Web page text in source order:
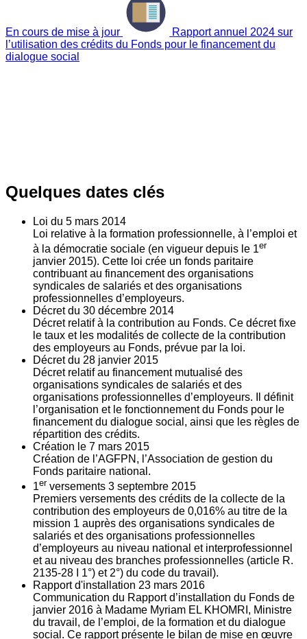
En cours de mise à jour
Rapport annuel 2024 sur
l’utilisation des crédits du Fonds pour le financement du
dialogue social
Quelques dates clés
Loi du 5 mars 2014
Loi relative à la formation professionnelle, à l’emploi et
à la démocratie sociale (en vigueur depuis le 1er
janvier 2015). Cette loi crée un fonds paritaire
contribuant au financement des organisations
syndicales de salariés et des organisations
professionnelles d’employeurs.
Décret du 30 décembre 2014
Décret relatif à la contribution au Fonds. Ce décret fixe
le taux et les modalités de collecte de la contribution
des employeurs au Fonds, prévue par la loi.
Décret du 28 janvier 2015
Décret relatif au financement mutualisé des
organisations syndicales de salariés et des
organisations professionnelles d’employeurs. Il définit
l’organisation et le fonctionnement du Fonds pour le
financement du dialogue social, ainsi que les règles de
répartition des crédits.
Création le 7 mars 2015
Création de l’AGFPN, l’Association de gestion du
Fonds paritaire national.
1er versements 3 septembre 2015
Premiers versements des crédits de la collecte de la
contribution des employeurs de 0,016% au titre de la
mission 1 auprès des organisations syndicales de
salariés et des organisations professionnelles
d’employeurs au niveau national et interprofessionnel
et au niveau des branches professionnelles (article R.
2135‐28 I 1°) et 2°) du code du travail).
Rapport d'installation 23 mars 2016
Communication du Rapport d’installation du Fonds de
janvier 2016 à Madame Myriam EL KHOMRI, Ministre
du travail, de l’emploi, de la formation et du dialogue
social. Ce rapport présente le bilan de mise en œuvre